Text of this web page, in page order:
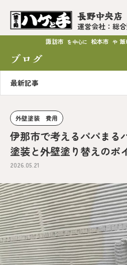
長野中央店
運営会社：総
諏訪市 を中心に 松本市 や 飯
ブログ
最新記事
外壁塗装 費用
伊那市で考えるパパまる
塗装と外壁塗り替えのポ
2026.05.21